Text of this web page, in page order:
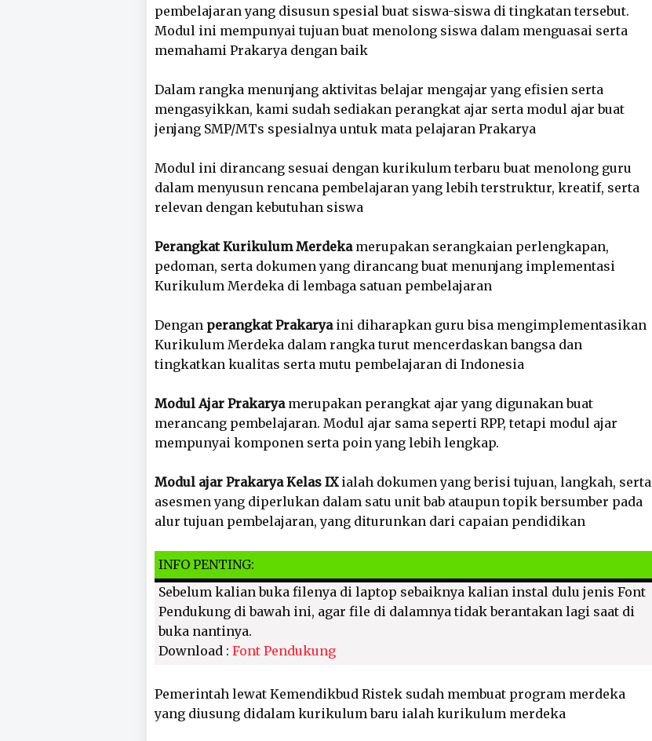
pembelajaran yang disusun spesial buat siswa-siswa di tingkatan tersebut.
Modul ini mempunyai tujuan buat menolong siswa dalam menguasai serta
memahami Prakarya dengan baik
Dalam rangka menunjang aktivitas belajar mengajar yang efisien serta
mengasyikkan, kami sudah sediakan perangkat ajar serta modul ajar buat
jenjang SMP/MTs spesialnya untuk mata pelajaran Prakarya
Modul ini dirancang sesuai dengan kurikulum terbaru buat menolong guru
dalam menyusun rencana pembelajaran yang lebih terstruktur, kreatif, serta
relevan dengan kebutuhan siswa
Perangkat Kurikulum Merdekamerupakan serangkaian perlengkapan,
pedoman, serta dokumen yang dirancang buat menunjang implementasi
Kurikulum Merdeka di lembaga satuan pembelajaran
Dengan perangkat Prakaryaini diharapkan guru bisa mengimplementasikan
Kurikulum Merdeka dalam rangka turut mencerdaskan bangsa dan
tingkatkan kualitas serta mutu pembelajaran di Indonesia
Modul Ajar Prakaryamerupakan perangkat ajar yang digunakan buat
merancang pembelajaran. Modul ajar sama seperti RPP, tetapi modul ajar
mempunyai komponen serta poin yang lebih lengkap.
Modul ajar Prakarya Kelas IXialah dokumen yang berisi tujuan, langkah, serta
asesmen yang diperlukan dalam satu unit bab ataupun topik bersumber pada
alur tujuan pembelajaran, yang diturunkan dari capaian pendidikan
INFO PENTING:
Sebelum kalian buka filenya di laptop sebaiknya kalian instal dulu jenis Font
Pendukung di bawah ini, agar file di dalamnya tidak berantakan lagi saat di
buka nantinya.
Download : Font Pendukung
Pemerintah lewat Kemendikbud Ristek sudah membuat program merdeka
yang diusung didalam kurikulum baru ialah kurikulum merdeka